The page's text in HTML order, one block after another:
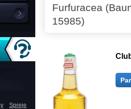
Spreje
Furfuracea
15985)